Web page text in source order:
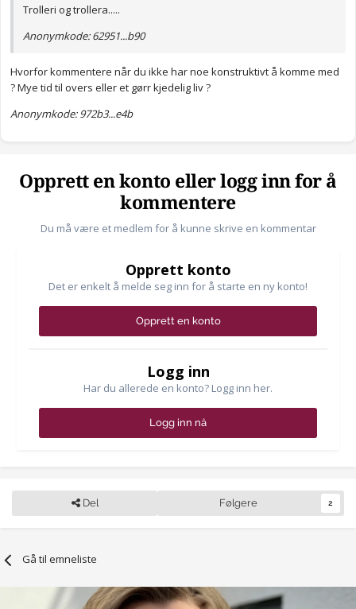
Trolleri og trollera.....
Anonymkode: 62951...b90
Hvorfor kommentere når du ikke har noe konstruktivt å komme med
? Mye tid til overs eller et gørr kjedelig liv ?
Anonymkode: 972b3...e4b
Opprett en konto eller logg inn for å
kommentere
Du må være et medlem for å kunne skrive en kommentar
Opprett konto
Det er enkelt å melde seg inn for å starte en ny konto!
Opprett en konto
Logg inn
Har du allerede en konto? Logg inn her.
Logg inn nå
Del Følgere 2
Gå til emneliste